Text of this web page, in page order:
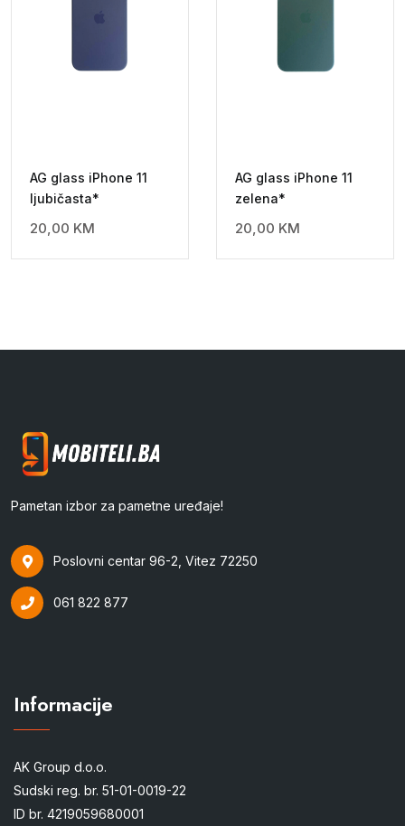
AG glass iPhone 11
ljubičasta*
20,00 KM
AG glass iPhone 11
zelena*
20,00 KM
Pametan izbor za pametne uređaje!
Poslovni centar 96-2, Vitez 72250
061 822 877
Informacije
AK Group d.o.o.
Sudski reg. br. 51-01-0019-22
ID br. 4219059680001